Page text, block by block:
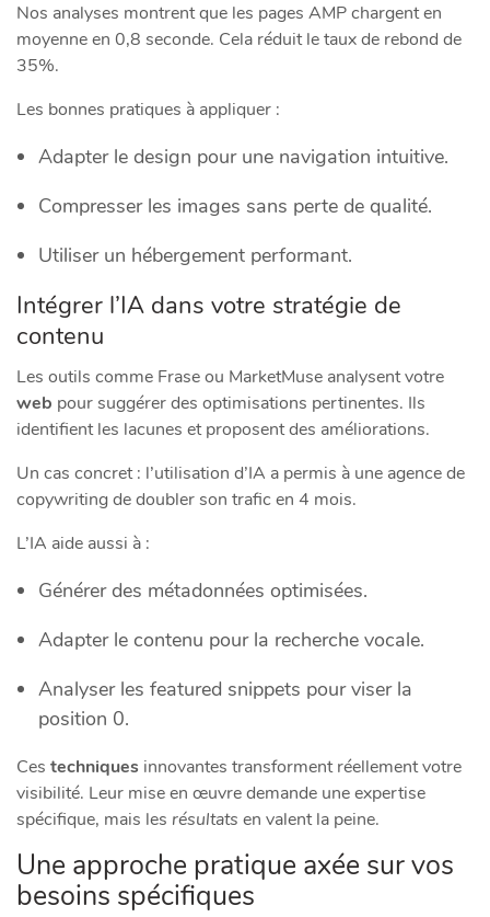
Nos analyses montrent que les pages AMP chargent en
moyenne en 0,8 seconde. Cela réduit le taux de rebond de
35%.
Les bonnes pratiques à appliquer :
Adapter le design pour une navigation intuitive.
Compresser les images sans perte de qualité.
Utiliser un hébergement performant.
Intégrer l’IA dans votre stratégie de
contenu
Les outils comme Frase ou MarketMuse analysent votre
web pour suggérer des optimisations pertinentes. Ils
identifient les lacunes et proposent des améliorations.
Un cas concret : l’utilisation d’IA a permis à une agence de
copywriting de doubler son trafic en 4 mois.
L’IA aide aussi à :
Générer des métadonnées optimisées.
Adapter le contenu pour la recherche vocale.
Analyser les featured snippets pour viser la
position 0.
Ces techniques innovantes transforment réellement votre
visibilité. Leur mise en œuvre demande une expertise
spécifique, mais les résultats en valent la peine.
Une approche pratique axée sur vos
besoins spécifiques